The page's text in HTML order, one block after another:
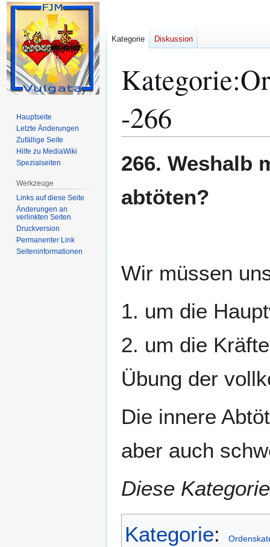
Kategorie:
-266
Navigation
Suche
266. Weshalb
abtöten?
Wir müssen
1. um die
2. um die
Übung der
Die innere
aber auch
Diese
Kategorie:
Kategorie Diskussion
Hauptseite
Letzte Änderungen
Zufällige Seite
Hilfe zu MediaWiki
Spezialseiten
Werkzeuge
Links auf diese Seite
Änderungen an
verlinkten Seiten
Druckversion
Permanenter Link
Seiten­­informationen